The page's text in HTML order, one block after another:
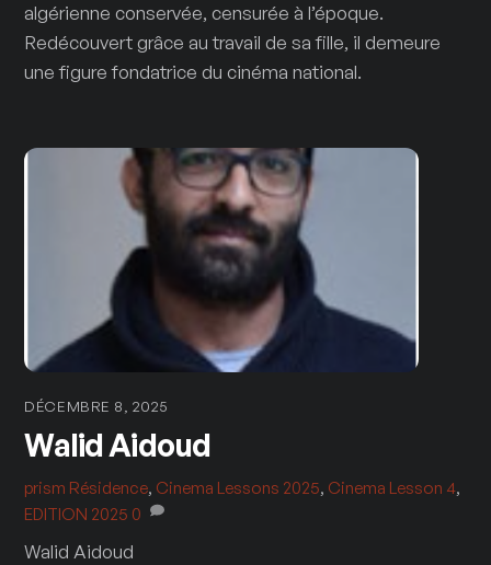
algérienne conservée, censurée à l’époque.
Redécouvert grâce au travail de sa fille, il demeure
une figure fondatrice du cinéma national.
DÉCEMBRE 8, 2025
Walid Aidoud
prism Résidence, Cinema Lessons 2025, Cinema Lesson 4,
EDITION 2025 0
Walid Aidoud